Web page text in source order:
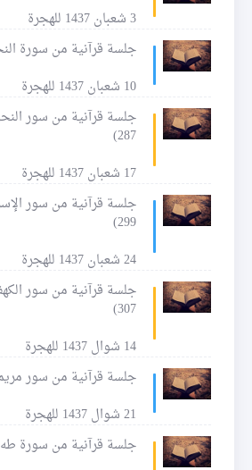
3 شعبان 1437 للهجرة
جلسة قرآنية من سورة النحل
10 شعبان 1437 للهجرة
287)
17 شعبان 1437 للهجرة
299)
24 شعبان 1437 للهجرة
307)
14 شوال 1437 للهجرة
جلسة قرآنية من سور مريم - طه
21 شوال 1437 للهجرة
جلسة قرآنية من سورة طه (313 -